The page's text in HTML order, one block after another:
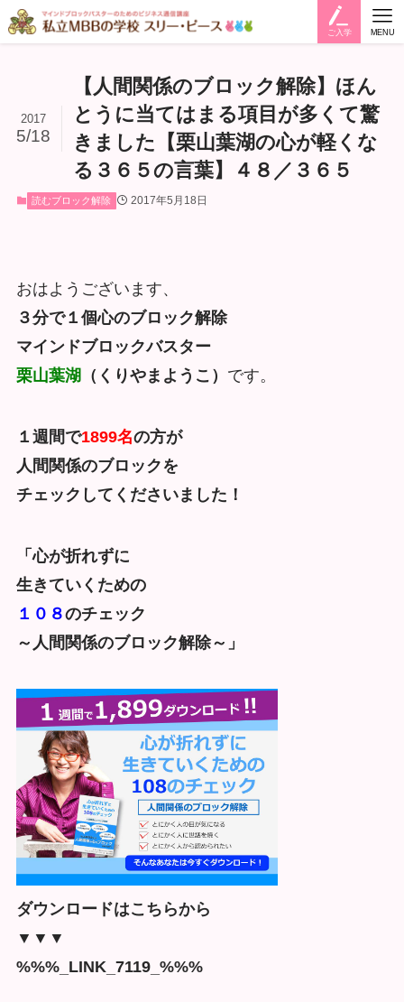
ご入学 MENU
【人間関係のブロック解除】ほん
とうに当てはまる項目が多くて驚
きました【栗山葉湖の心が軽くな
る３６５の言葉】４８／３６５
2017
5/18
読むブロック解除 2017年5月18日
おはようございます、
３分で１個心のブロック解除
マインドブロックバスター
栗山葉湖 （くりやまようこ） です。
１週間で1899名の方が
人間関係のブロックを
チェックしてくださいました！
「心が折れずに
生きていくための
１０８のチェック
～人間関係のブロック解除～」
ダウンロードはこちらから
▼▼▼
%%%_LINK_7119_%%%